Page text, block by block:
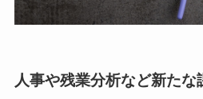
人事や残業分析など新たな